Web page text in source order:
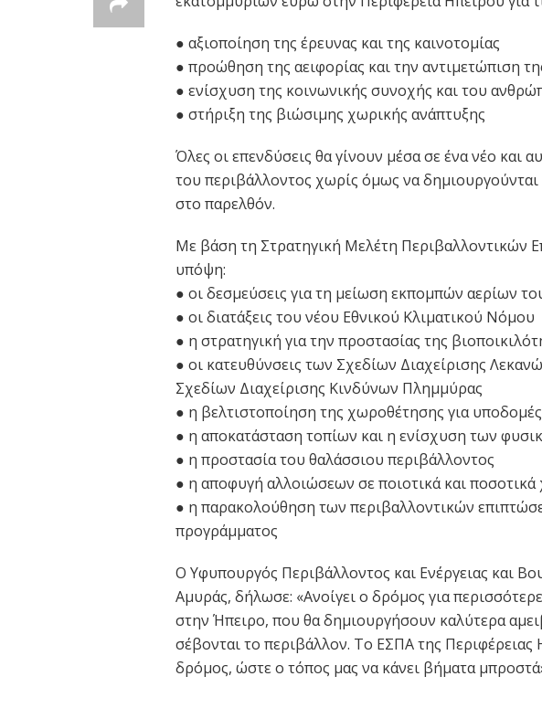
● αξιοποίηση της έρευνας και της καινοτομίας
● προώθηση της αειφορίας και την αντιμετώπιση
● ενίσχυση της κοινωνικής συνοχής και του
● στήριξη της βιώσιμης χωρικής ανάπτυξης
Όλες οι επενδύσεις θα γίνουν μέσα σε ένα νέο και
του περιβάλλοντος χωρίς όμως να
στο παρελθόν.
Με βάση τη Στρατηγική Μελέτη Περιβαλλοντικών
υπόψη:
● οι δεσμεύσεις για τη μείωση εκπομπών αερίων
● οι διατάξεις του νέου Εθνικού Κλιματικού Νόμου
● η στρατηγική για την προστασίας της
● οι κατευθύνσεις των Σχεδίων Διαχείρισης
Σχεδίων Διαχείρισης Κινδύνων Πλημμύρας
● η βελτιστοποίηση της χωροθέτησης για υποδομές
● η αποκατάσταση τοπίων και η ενίσχυση των
● η προστασία του θαλάσσιου περιβάλλοντος
● η αποφυγή αλλοιώσεων σε ποιοτικά και
● η παρακολούθηση των περιβαλλοντικών
προγράμματος
Ο Υφυπουργός Περιβάλλοντος και Ενέργειας και
Αμυράς, δήλωσε: «Ανοίγει ο δρόμος για
στην Ήπειρο, που θα δημιουργήσουν καλύτερα
σέβονται το περιβάλλον. Το ΕΣΠΑ της Περιφέρειας
δρόμος, ώστε ο τόπος μας να κάνει βήματα